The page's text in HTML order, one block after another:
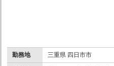
勤務地 三重県 四日市市